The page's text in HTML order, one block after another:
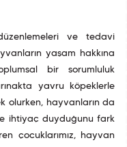
ve tedavi
yaşam hakkına
bir sorumluluk
yavru köpeklerle
olurken, hayvanların da
ihtiyaç duyduğunu fark
çocuklarımız, hayvan